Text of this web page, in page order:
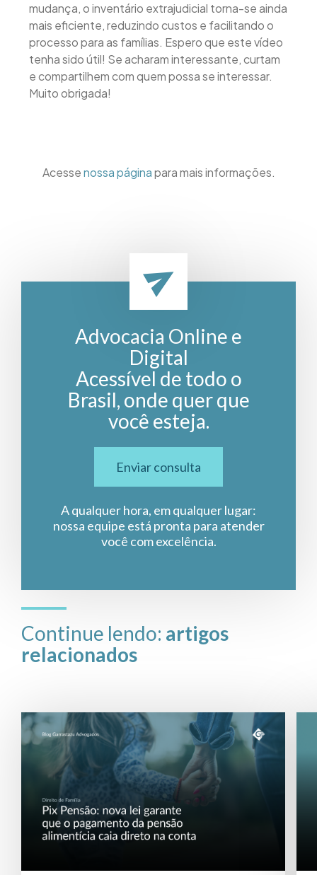
mudança, o inventário extrajudicial torna-se ainda
mais eficiente, reduzindo custos e facilitando o
processo para as famílias. Espero que este vídeo
tenha sido útil! Se acharam interessante, curtam
e compartilhem com quem possa se interessar.
Muito obrigada!
Acessenossa páginapara mais informações.
Advocacia Online e
Digital
Acessível de todo o
Brasil, onde quer que
você esteja.
Enviar consulta
A qualquer hora, em qualquer lugar:
nossa equipe está pronta para atender
você com excelência.
Continue lendo: artigos
relacionados